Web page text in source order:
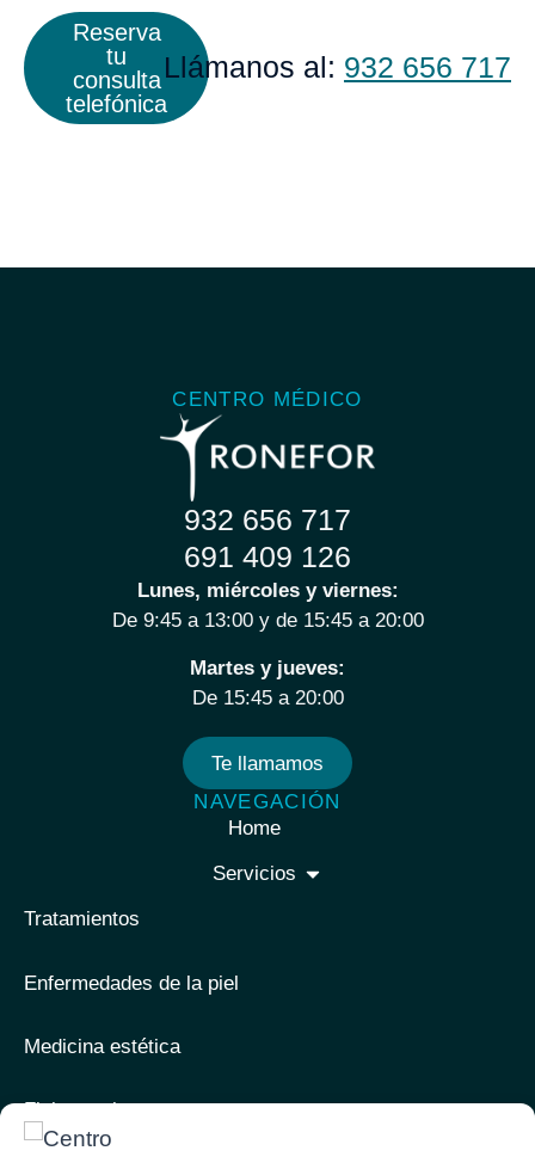
Reserva
tu
consulta
telefónica
Llámanos al: 932 656 717
CENTRO MÉDICO
932 656 717
691 409 126
Lunes, miércoles y viernes:
De 9:45 a 13:00 y de 15:45 a 20:00
Martes y jueves:
De 15:45 a 20:00
Te llamamos
NAVEGACIÓN
Home
Servicios
Tratamientos
Enfermedades de la piel
Medicina estética
Fisioterapia